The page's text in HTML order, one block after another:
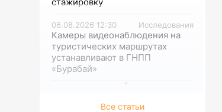
06.08.2026 12:30 Исследования
Камеры видеонаблюдения на
туристических маршрутах
устанавливают в ГНПП
«Бурабай»
Все статьи